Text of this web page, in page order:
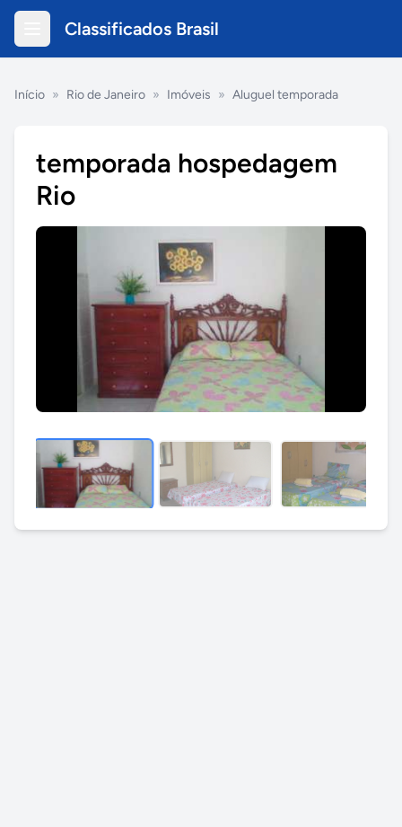
Classificados Brasil
Início » Rio de Janeiro » Imóveis » Aluguel temporada
temporada hospedagem
Rio